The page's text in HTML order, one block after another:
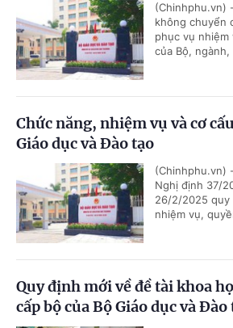
(Chinhphu.vn)
không chuyển
phục vụ nhiệm
của Bộ,
Chức năng, nhiệm vụ và cơ
Giáo dục và Đào tạo
(Chinhphu.vn)
Nghị định 37/
26/2/2025 quy
nhiệm vụ,
Quy định mới về đề tài khoa
cấp bộ của Bộ Giáo dục và Đào